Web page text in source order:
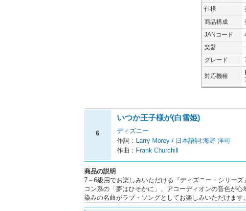
仕様
商品構成
JANコード
楽器
グレード
対応機種
6
いつか王子様が(白雪姫)
ディズニー
作詞：
Larry Morey / 日本語詞:海野 洋司
作曲： Frank Churchill
商品の説明
7～6級用でお楽しみいただける『ディズニー・シリー
コン系の「夢はひそかに」、アコーディオンの音色が
染みの名曲がラブ・ソングとしてお楽しみいただけま